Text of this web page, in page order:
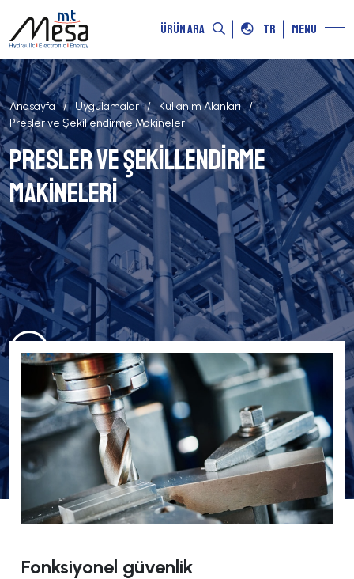
ÜRÜN ARA TR MENU
Anasayfa Uygulamalar
Kullanım Alanları
Presler ve Şekillendirme Makineleri
Presler ve Şekillendirme
Makineleri
Fonksiyonel güvenlik